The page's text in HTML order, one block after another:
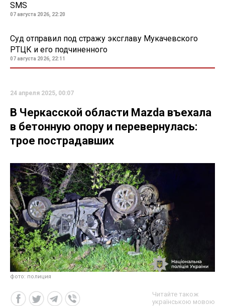
SMS
07 августа 2026, 22:20
Суд отправил под стражу эксглаву Мукачевского
РТЦК и его подчиненного
07 августа 2026, 22:11
24 апреля 2025, 00:07
В Черкасской области Mazda въехала
в бетонную опору и перевернулась:
трое пострадавших
фото: полиция
Читайте також
українською мовою